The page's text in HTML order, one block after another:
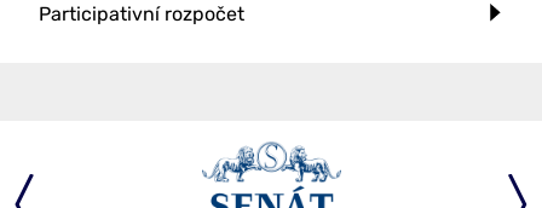
Participativní rozpočet